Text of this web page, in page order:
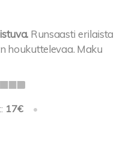
Runsaasti erilaista
houkuttelevaa. Maku
17€
•